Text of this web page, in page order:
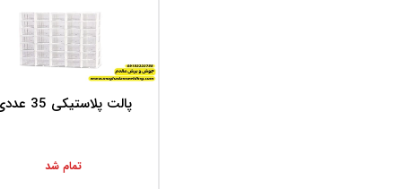
پالت پلاستیکی 35 عددی
تمام شد